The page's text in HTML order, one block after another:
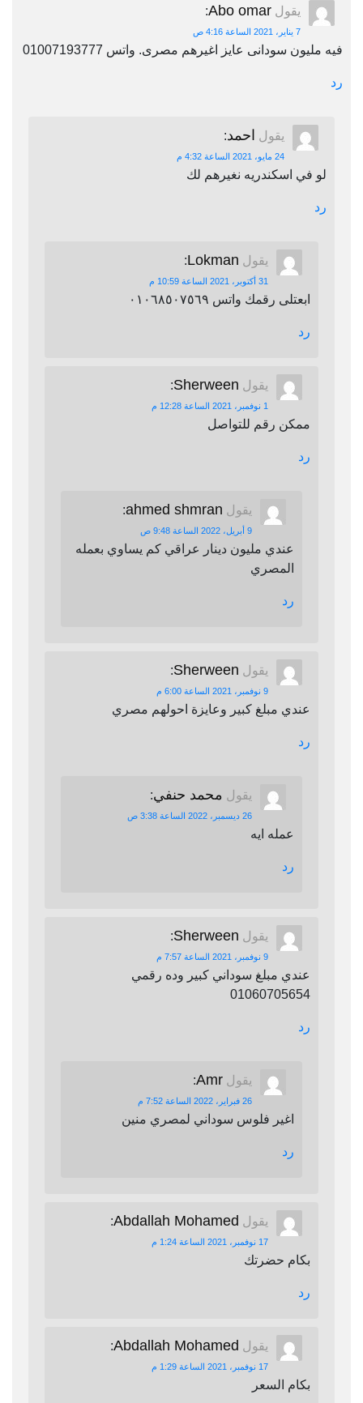
يقول Abo omar
:
7 يناير، 2021 الساعة 4:16 ص
فيه مليون سودانى عايز اغيرهم مصرى. واتس 01007193777
رد
يقول احمد:
24 مايو، 2021 الساعة 4:32 م
لو في اسكندريه نغيرهم لك
رد
يقول Lokman
:
31 أكتوبر، 2021 الساعة 10:59 م
ابعتلى رقمك واتس ٠١٠٦٨٥٠٧٥٦٩
رد
يقول Sherween
:
1 نوفمبر، 2021 الساعة 12:28 م
ممكن رقم للتواصل
رد
يقول ahmed shmran
:
9 أبريل، 2022 الساعة 9:48 ص
عندي مليون دينار عراقي كم يساوي بعمله
المصري
رد
يقول Sherween
:
9 نوفمبر، 2021 الساعة 6:00 م
عندي مبلغ كبير وعايزة احولهم مصري
رد
يقول محمد حنفي:
26 ديسمبر، 2022 الساعة 3:38 ص
عمله ايه
رد
يقول Sherween
:
9 نوفمبر، 2021 الساعة 7:57 م
عندي مبلغ سوداني كبير وده رقمي
01060705654
رد
يقول Amr
:
26 فبراير، 2022 الساعة 7:52 م
اغير فلوس سوداني لمصري منين
رد
يقول Abdallah Mohamed
:
17 نوفمبر، 2021 الساعة 1:24 م
بكام حضرتك
رد
يقول Abdallah Mohamed
:
17 نوفمبر، 2021 الساعة 1:29 م
بكام السعر